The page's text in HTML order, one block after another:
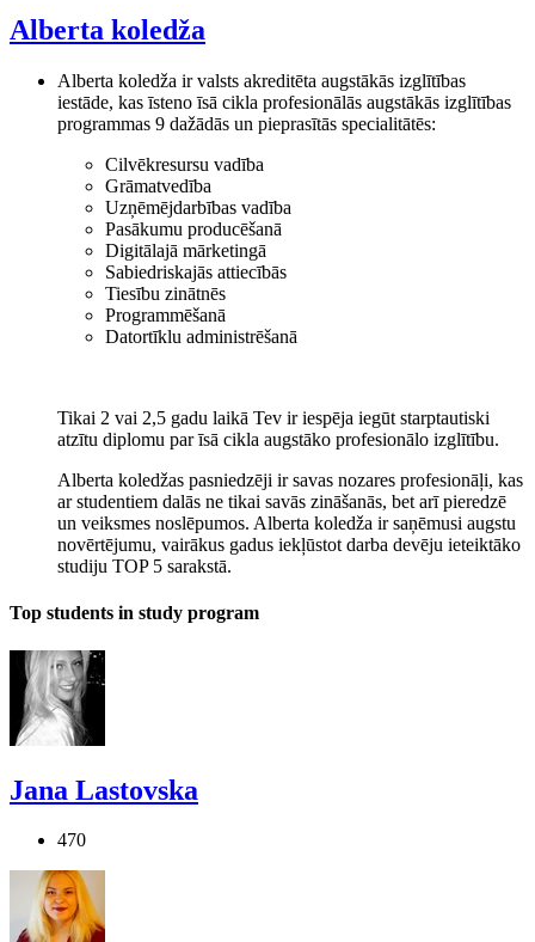
Alberta koledža
Alberta koledža ir valsts akreditēta augstākās izglītības
iestāde, kas īsteno īsā cikla profesionālās augstākās izglītības
programmas 9 dažādās un pieprasītās specialitātēs:
Cilvēkresursu vadība
Grāmatvedība
Uzņēmējdarbības vadība
Pasākumu producēšanā
Digitālajā mārketingā
Sabiedriskajās attiecībās
Tiesību zinātnēs
Programmēšanā
Datortīklu administrēšanā
Tikai 2 vai 2,5 gadu laikā Tev ir iespēja iegūt starptautiski
atzītu diplomu par īsā cikla augstāko profesionālo izglītību.
Alberta koledžas pasniedzēji ir savas nozares profesionāļi, kas
ar studentiem dalās ne tikai savās zināšanās, bet arī pieredzē
un veiksmes noslēpumos. Alberta koledža ir saņēmusi augstu
novērtējumu, vairākus gadus iekļūstot darba devēju ieteiktāko
studiju TOP 5 sarakstā.
Top students in study program
Jana Lastovska
470